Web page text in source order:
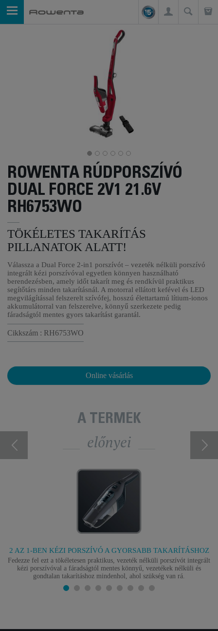
ROWENTA RÚDPORSZÍVÓ
DUAL FORCE 2V1 21.6V
RH6753WO
TÖKÉLETES TAKARÍTÁS
PILLANATOK ALATT!
Válassza a Dual Force 2-in1 porszívót – vezeték nélküli porszívó
integrált kézi porszívóval egyetlen könnyen használható
berendezésben, amely időt takarít meg és rendkívül praktikus
segítőtárs minden takarításnál. A motorral ellátott kefével és LED
megvilágítással felszerelt szívófej, hosszú élettartamú lítium-ionos
akkumulátorral van felszerelve, könnyű szerkezete pedig
fáradságtól mentes gyors takarítást garantál.
Cikkszám : RH6753WO
Online vásárlás
A TERMÉK
előnyei
2 AZ 1-BEN KÉZI PORSZÍVÓ A GYORSABB TAKARÍTÁSHOZ
Fedezze fel ezt a tökéletesen praktikus, vezeték nélküli porszívót integrált
kézi porszívóval a fáradságtól mentes könnyű, vezetékek nélküli és
gondtalan takarításhoz mindenhol, ahol szükség van rá.